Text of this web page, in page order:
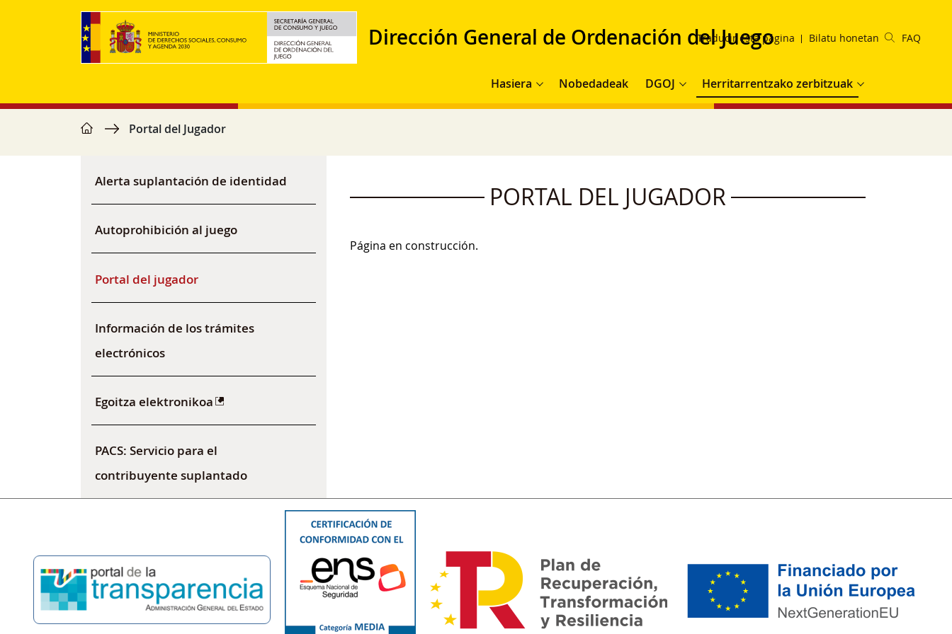
Skip to main content
Dirección General de Ordenación del Juego
Traducir esta página Bilatu honetan FAQ
Navegación principal
Hasiera Nobedadeak DGOJ Herritarrentzako zerbitzuak
Breadcrumb
home Portal del Jugador
Alerta suplantación de identidad
Autoprohibición al juego
Portal del jugador
Información de los trámites
electrónicos
Egoitza elektronikoa
PACS: Servicio para el
contribuyente suplantado
PORTAL DEL JUGADOR
Página en construcción.